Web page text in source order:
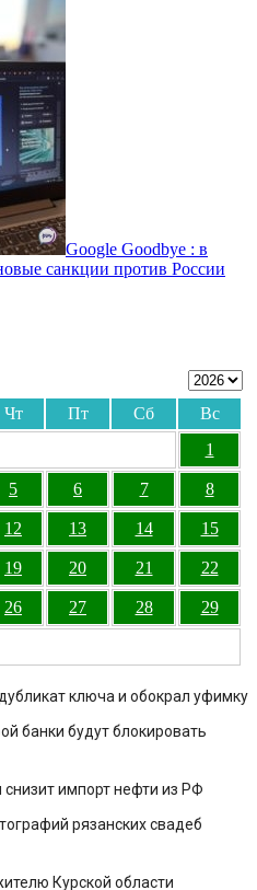
Google Goodbye : в
санкции против России
Чт Пт Сб
Вс
1
5 6 7 8
12 13 14 15
19 20 21 22
26 27 28 29
ключа и обокрал уфимку
банки будут блокировать
импорт нефти из РФ
рязанских свадеб
Курской области